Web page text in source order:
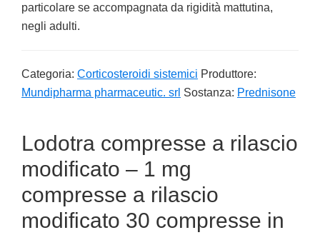
particolare se accompagnata da rigidità mattutina,
negli adulti.
Categoria: Corticosteroidi sistemici Produttore:
Mundipharma pharmaceutic. srl Sostanza: Prednisone
Lodotra compresse a rilascio
modificato – 1 mg
compresse a rilascio
modificato 30 compresse in